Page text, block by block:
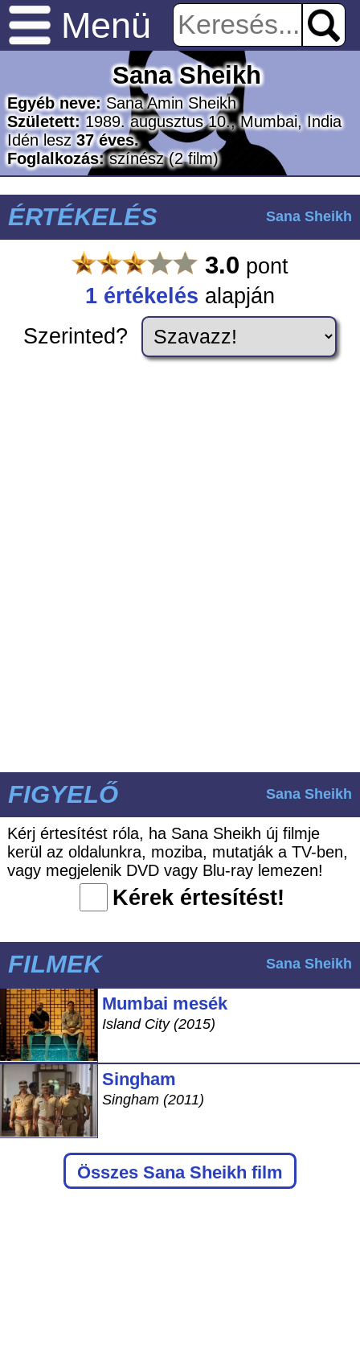
Menü
Sana Sheikh
Egyéb neve:Sana Amin Sheikh
Született:1989. augusztus 10., Mumbai, India
Idén lesz37 éves.
Foglalkozás:színész(2 film)
ÉRTÉKELÉS Sana Sheikh
3.0 pont
1 értékelés alapján
Szerinted?
FIGYELŐ Sana Sheikh
Kérj értesítést róla, ha Sana Sheikh új filmje
kerül az oldalunkra, moziba, mutatják a TV-ben,
vagy megjelenik DVD vagy Blu-ray lemezen!
Kérek értesítést!
FILMEK Sana Sheikh
Mumbai mesék
Island City (2015)
Singham
Singham (2011)
Összes Sana Sheikh film